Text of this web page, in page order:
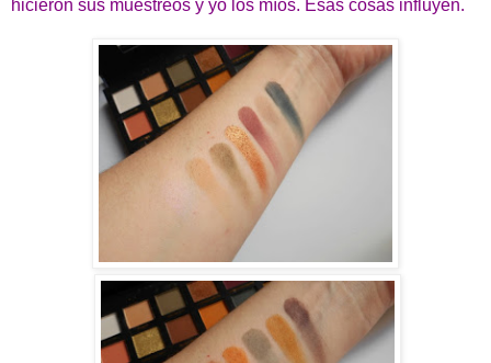
hicieron sus muestreos y yo los míos. Esas cosas influyen.